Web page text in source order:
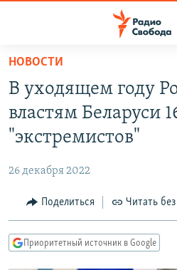
упрощенного
доступа
основному
Вернутся
Вернутся
ПОДКАСТЫ
АВТОРСКИЕ ПРОЕКТЫ
МНЕНИЯ
КУЛЬТУРА
КАВКАЗ.РЕАЛИИ
НОВОСТИ
В уходящем году
властям Беларуси
"экстремистов"
26 декабря 2022
Поделиться Читать без
Приоритетный источник в Google